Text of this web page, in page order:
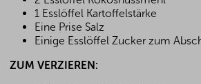
1 Esslöffel Kartoffelstärke
Eine Prise Salz
Einige Esslöffel Zucker zum
ZUM VERZIEREN: